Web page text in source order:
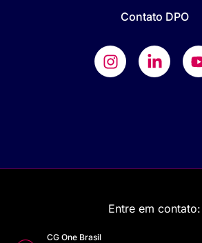
Contato DPO
Entre em contato:
CG One Brasil